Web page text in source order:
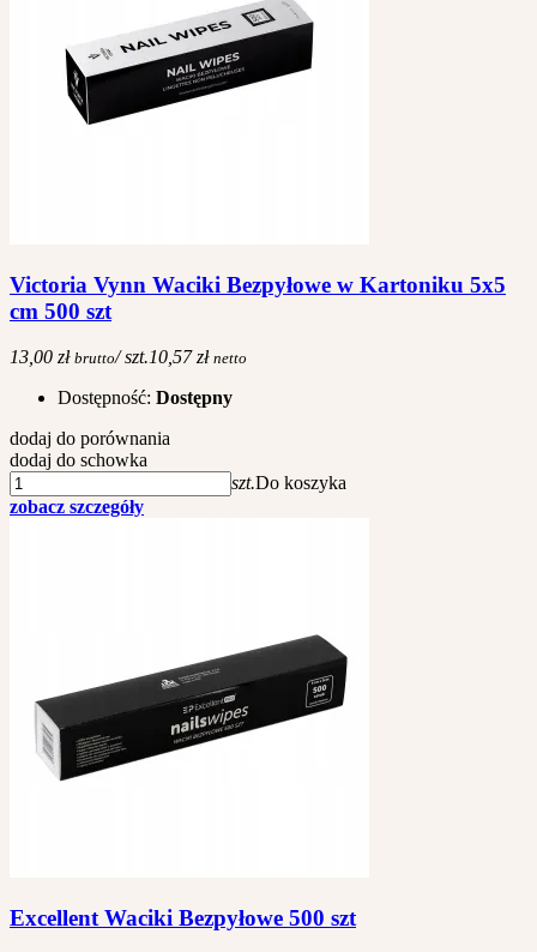
Victoria Vynn Waciki Bezpyłowe w Kartoniku 5x5
cm 500 szt
13,00 zł brutto/ szt.10,57 zł netto
Dostępność: Dostępny
dodaj do porównania
dodaj do schowka
szt.Do koszyka
zobacz szczegóły
Excellent Waciki Bezpyłowe 500 szt